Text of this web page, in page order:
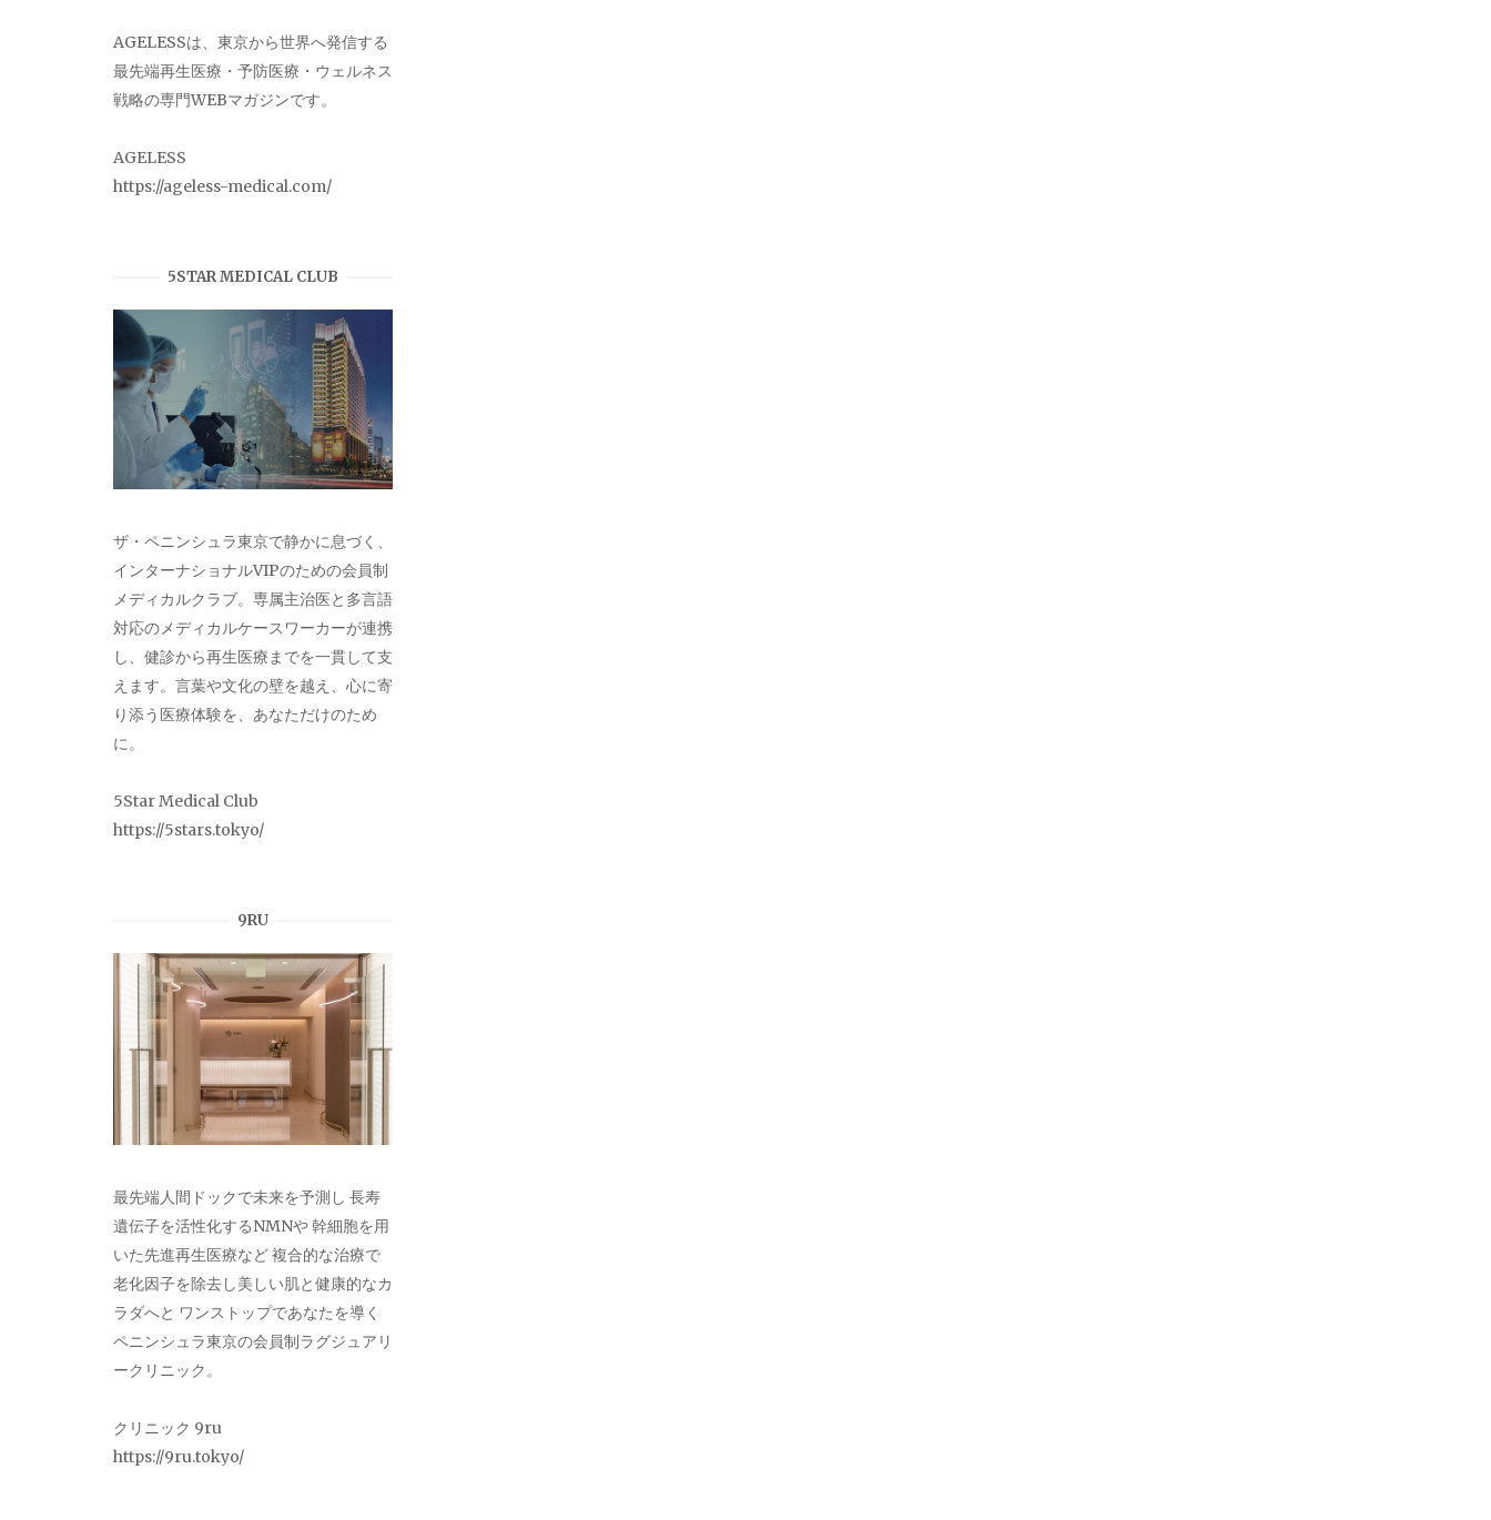
AGELESSは、東京から世界へ発信する
最先端再生医療・予防医療・ウェルネス
戦略の専門WEBマガジンです。
AGELESS
https://ageless-medical.com/
5STAR MEDICAL CLUB
ザ・ペニンシュラ東京で静かに息づく、
インターナショナルVIPのための会員制
メディカルクラブ。専属主治医と多言語
対応のメディカルケースワーカーが連携
し、健診から再生医療までを一貫して支
えます。言葉や文化の壁を越え、心に寄
り添う医療体験を、あなただけのため
に。
5Star Medical Club
https://5stars.tokyo/
9RU
最先端人間ドックで未来を予測し 長寿
遺伝子を活性化するNMNや 幹細胞を用
いた先進再生医療など 複合的な治療で
老化因子を除去し美しい肌と健康的なカ
ラダへと ワンストップであなたを導く
ペニンシュラ東京の会員制ラグジュアリ
ークリニック。
クリニック 9ru
https://9ru.tokyo/